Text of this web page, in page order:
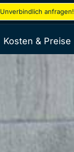
Unverbindlich anfragen!
Kosten & Preise